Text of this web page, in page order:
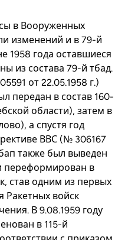
в Вооруженных
изменений и в 79-й
1958 года оставшиеся
из состава 79-й тбад.
от 22.05.1958 г.)
передан в состав 160-
области), затем в
а спустя год
ВВС (№ 306167
также был выведен
переформирован в
став одним из первых
Ракетных войск
В 9.08.1959 году
в 115-й